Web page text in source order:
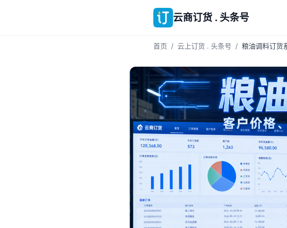
云商订货 . 头条号
首页 / 云上订货 . 头条号 / 粮油调料订货